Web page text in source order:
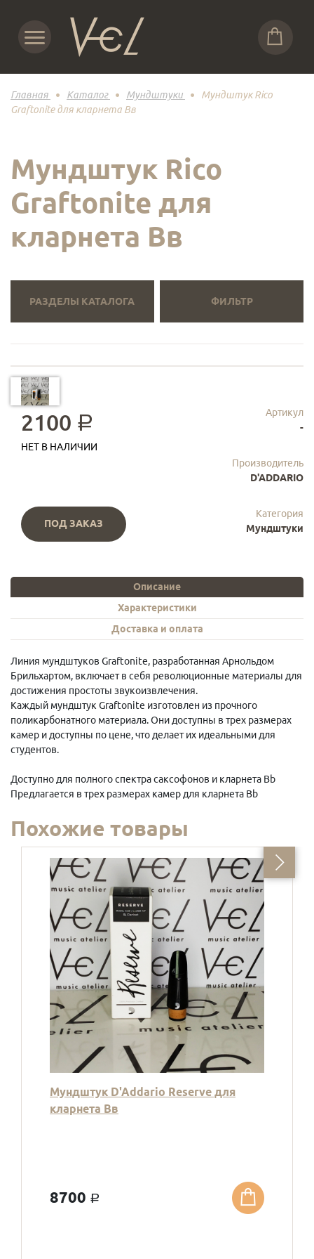
Главная Каталог Мундштуки
Мундштук Rico
Graftonite для кларнета Вв
РАЗДЕЛЫ КАТАЛОГА ФИЛЬТР
Мундштук Rico
Graftonite для
кларнета Вв
2100 a
НЕТ В НАЛИЧИИ
ПОД ЗАКАЗ
Артикул
-
Производитель
D'ADDARIO
Категория
Мундштуки
Описание
Характеристики
Доставка и оплата
Линия мундштуков Graftonite, разработанная Арнольдом
Брильхартом, включает в себя революционные материалы для
достижения простоты звукоизвлечения.
Каждый мундштук Graftonite изготовлен из прочного
поликарбонатного материала. Они доступны в трех размерах
камер и доступны по цене, что делает их идеальными для
студентов.
Доступно для полного спектра саксофонов и кларнета Bb
Предлагается в трех размерах камер для кларнета Bb
Похожие товары
Мундштук D'Addario Reserve для
кларнета Вв
8700 a